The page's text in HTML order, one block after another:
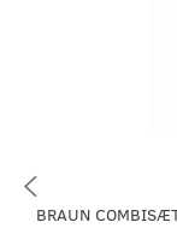
BRAUN